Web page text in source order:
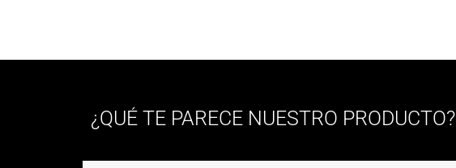
¿QUÉ TE PARECE NUESTRO PRODUCTO?